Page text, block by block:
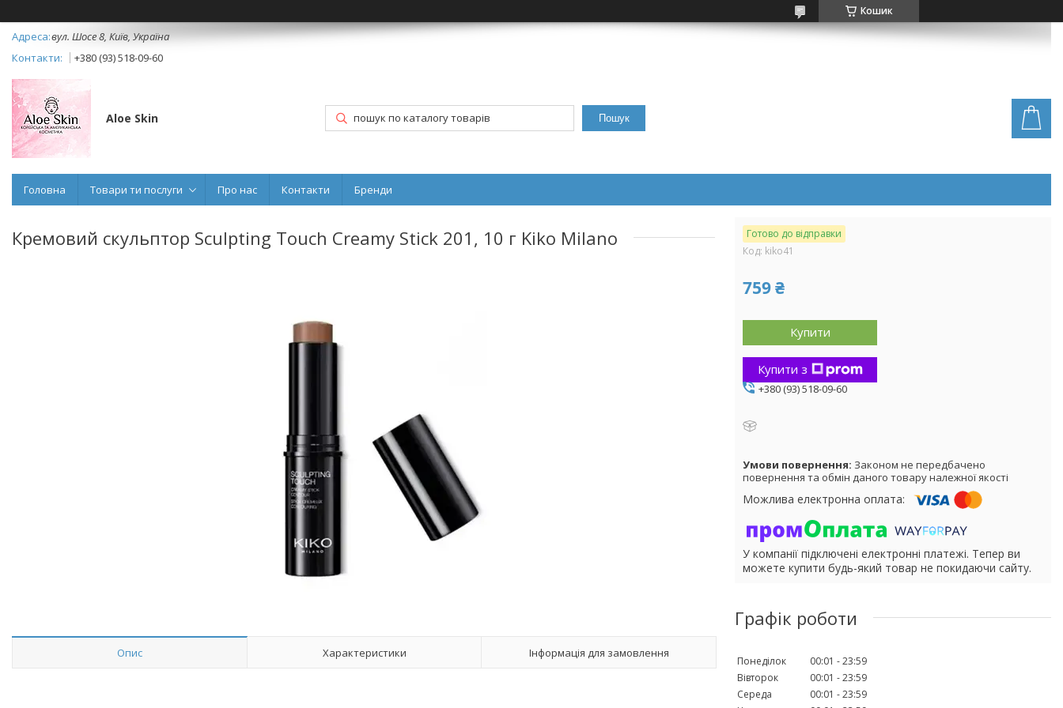
Кошик
вул. Шосе 8, Київ, Україна
+380 (93) 518-09-60
Aloe Skin Пошук
Головна Товари ти послуги Про нас Контакти Бренди
Кремовий скульптор Sculpting Touch Creamy Stick 201, 10 г Kiko Milano
Опис Характеристики Інформація для замовлення
Готово до відправки
Код: kiko41
759 ₴
Купити
Купити з
+380 (93) 518-09-60
Законом не передбачено
повернення та обмін даного товару належної якості
У компанії підключені електронні платежі. Тепер ви
можете купити будь-який товар не покидаючи сайту.
Графік роботи
Понеділок 00:01
23:59
Вівторок
00:01
23:59
Середа
00:01
23:59